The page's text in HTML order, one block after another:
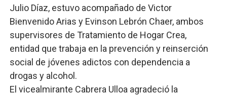
Julio Díaz, estuvo acompañado de Victor
Bienvenido Arias y Evinson Lebrón Chaer, ambos
supervisores de Tratamiento de Hogar Crea,
entidad que trabaja en la prevención y reinserción
social de jóvenes adictos con dependencia a
drogas y alcohol.
El vicealmirante Cabrera Ulloa agradeció la